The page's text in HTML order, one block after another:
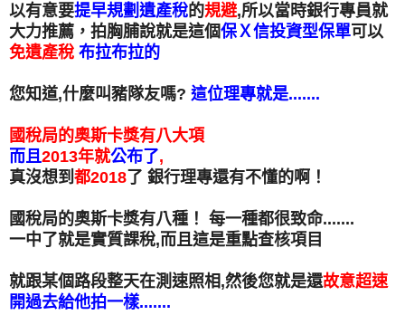
以有意要提早規劃遺產稅的規避,所以當時銀行專員就
大力推薦，拍胸脯說就是這個保Ｘ信投資型保單可以
免遺產稅 布拉布拉的
您知道,什麼叫豬隊友嗎? 這位理專就是.......
國稅局的奧斯卡獎有八大項
而且 2013年就公布了,
真沒想到 都2018了 銀行理專還有不懂的啊！
國稅局的奧斯卡獎有八種！ 每一種都很致命.......
一中了就是實質課稅,而且這是重點查核項目
就跟某個路段整天在測速照相,然後您就是還故意超速
開過去給他拍一樣.......